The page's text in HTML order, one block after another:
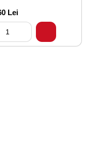
Lei